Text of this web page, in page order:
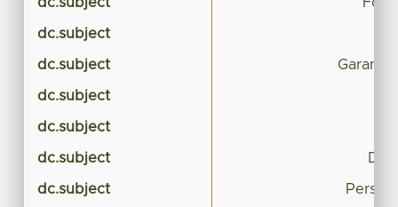
dc.subject
dc.subject
dc.subject
dc.subject
dc.subject
dc.subject